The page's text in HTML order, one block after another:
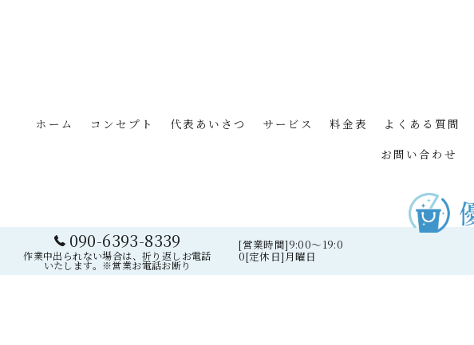
090-6393-8339
作業中出られない場合は、折り返しお電話
いたします。※営業お電話お断り
[営業時間]9:00～19:0
0[定休日]月曜日
ホーム コンセプト 代表あいさつ サービス 料金表 よくある質問
お問い合わせ